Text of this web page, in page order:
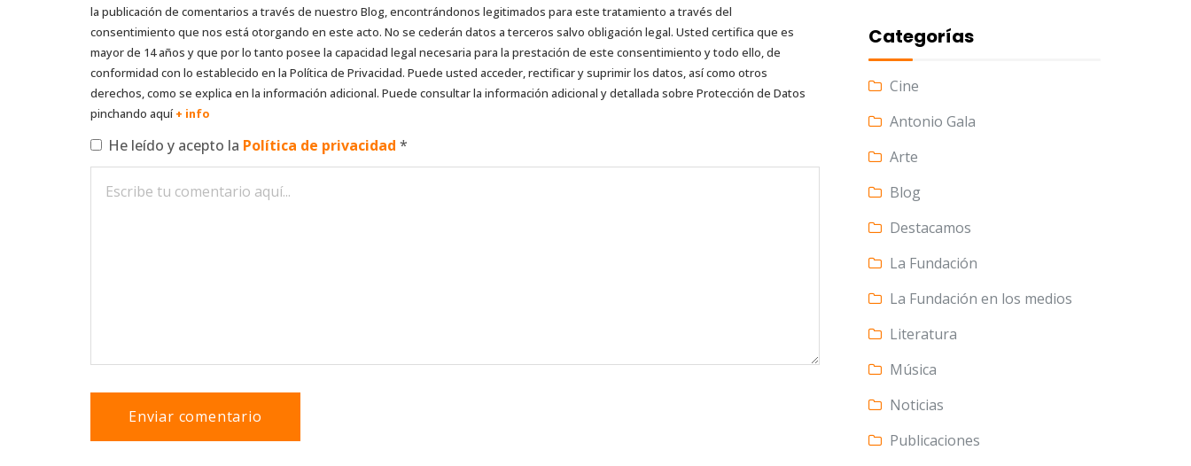
la publicación de comentarios a través de nuestro Blog, encontrándonos legitimados para este tratamiento a través del
consentimiento que nos está otorgando en este acto. No se cederán datos a terceros salvo obligación legal. Usted certifica que es
mayor de 14 años y que por lo tanto posee la capacidad legal necesaria para la prestación de este consentimiento y todo ello, de
conformidad con lo establecido en la Política de Privacidad. Puede usted acceder, rectificar y suprimir los datos, así como otros
derechos, como se explica en la información adicional. Puede consultar la información adicional y detallada sobre Protección de Datos
pinchando aquí+ info
He leído y acepto la Política de privacidad *
Categorías
Cine
Antonio Gala
Arte
Blog
Destacamos
La Fundación
La Fundación en los medios
Literatura
Música
Noticias
Publicaciones